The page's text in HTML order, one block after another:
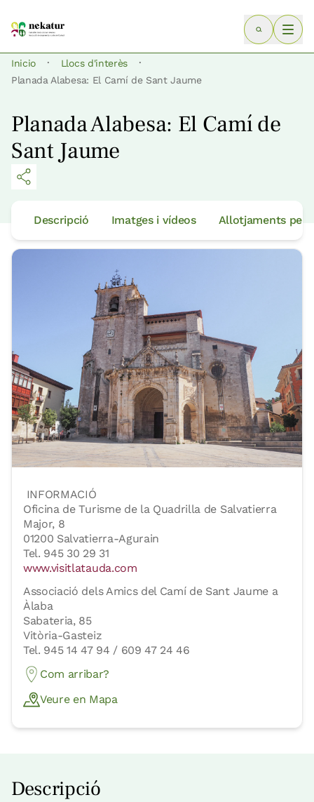
Inicio · Llocs d'interès ·
Planada Alabesa: El Camí de Sant Jaume
Planada Alabesa: El Camí de
Sant Jaume
Descripció Imatges i vídeos Allotjaments per
INFORMACIÓ
Oficina de Turisme de la Quadrilla de Salvatierra
Major, 8
01200 Salvatierra-Agurain
Tel. 945 30 29 31
www.visitlatauda.com
Associació dels Amics del Camí de Sant Jaume a
Àlaba
Sabateria, 85
Vitòria-Gasteiz
Tel. 945 14 47 94 / 609 47 24 46
Com arribar?
Veure en Mapa
Descripció